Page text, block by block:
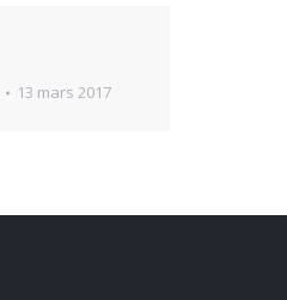
13 mars 2017